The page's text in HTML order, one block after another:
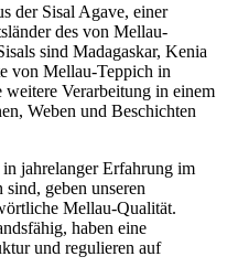
der Sisal Agave, einer
des von Mellau-
sind Madagaskar, Kenia
von Mellau-Teppich in
Verarbeitung in einem
Weben und Beschichten
in jahrelanger Erfahrung im
geben unseren
Mellau-Qualität.
haben eine
und regulieren auf